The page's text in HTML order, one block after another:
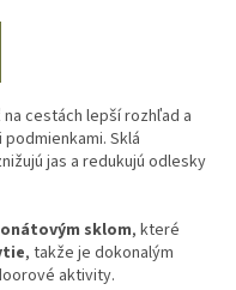
cestách lepší rozhľad a
Sklá
jas a redukujú odlesky
sklom, které
, takže je dokonalým
aktivity.